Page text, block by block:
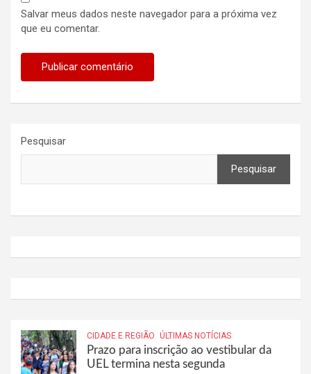
Salvar meus dados neste navegador para a próxima vez
que eu comentar.
Pesquisar
Pesquisar
CIDADE E REGIÃO ÚLTIMAS NOTÍCIAS
Prazo para inscrição ao vestibular da
UEL termina nesta segunda